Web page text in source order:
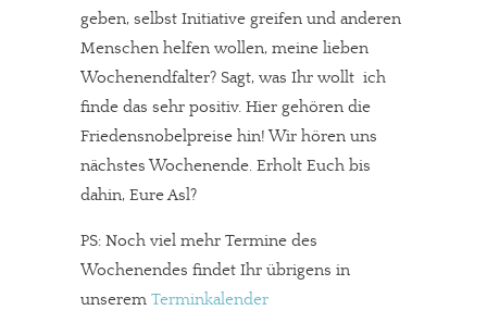
geben, selbst Initiative greifen und anderen
Menschen helfen wollen, meine lieben
Wochenendfalter? Sagt, was Ihr wollt  ich
finde das sehr positiv. Hier gehören die
Friedensnobelpreise hin! Wir hören uns
nächstes Wochenende. Erholt Euch bis
dahin, Eure Asl?
PS: Noch viel mehr Termine des
Wochenendes findet Ihr übrigens in
unserem Terminkalender